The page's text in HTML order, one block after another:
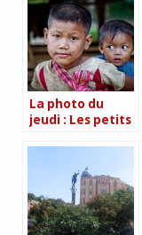
La photo du
jeudi : Les petits